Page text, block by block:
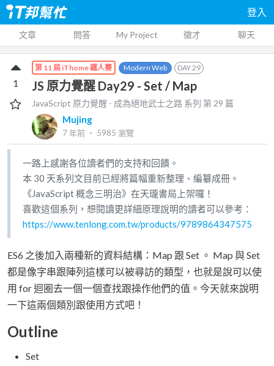
登入
文章 問答 My Project 徵才 聊天
第 11 屆 iThome 鐵人賽 Modern Web DAY29
JS 原力覺醒 Day29 - Set / Map
JavaScript 原力覺醒 - 成為絕地武士之路 系列 第29 篇
Mujing
7 年前 ‧ 5985 瀏覽
1
一路上感謝各位讀者們的支持和回饋。
本 30 天系列文目前已經將篇幅重新整理、編纂成冊。
《JavaScript 概念三明治》在天瓏書局上架囉！
喜歡這個系列，想閱讀更詳細原理說明的讀者可以參考：
https://www.tenlong.com.tw/products/9789864347575
ES6 之後加入兩種新的資料結構：Map 跟 Set 。 Map 與 Set
都是像字串跟陣列這樣可以被尋訪的類型，也就是說可以使
用 for 迴圈去一個一個查找跟操作他們的值。今天就來說明
一下這兩個類別跟使用方式吧！
Outline
Set